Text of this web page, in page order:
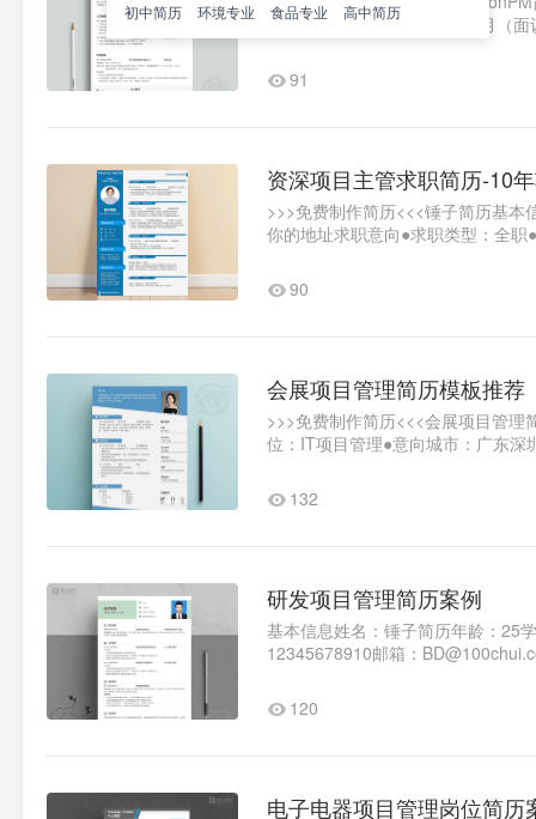
初中简历
环境专业 食品专业 高中简历
城市:深圳●薪资要求:30-40K/月（
91
资深项目主管求职简历-10
>>>免费制作简历<<<锤子简历基
你的地址求职意向●求职类型：全
90
会展项目管理简历模板推荐
>>>免费制作简历<<<会展项目管
位：IT项目管理●意向城市：广东
132
研发项目管理简历案例
基本信息姓名：锤子简历年龄：25
12345678910邮箱：
120
电子电器项目管理岗位简历